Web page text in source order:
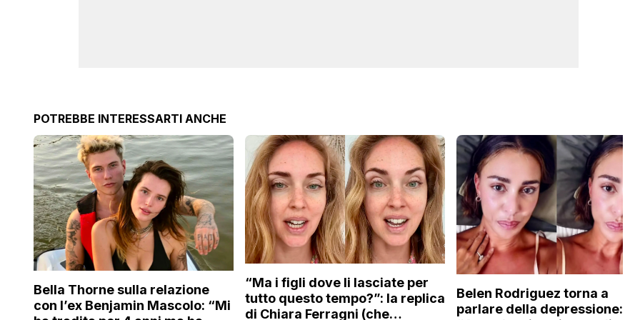
POTREBBE INTERESSARTI ANCHE
Bella Thorne sulla relazione
con l’ex Benjamin Mascolo: “Mi
“Ma i figli dove li lasciate per
tutto questo tempo?”: la replica
di Chiara Ferragni (che
Belen Rodriguez torna a
parlare della depressione: